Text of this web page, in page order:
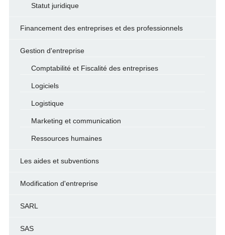
Statut juridique
Financement des entreprises et des professionnels
Gestion d'entreprise
Comptabilité et Fiscalité des entreprises
Logiciels
Logistique
Marketing et communication
Ressources humaines
Les aides et subventions
Modification d'entreprise
SARL
SAS